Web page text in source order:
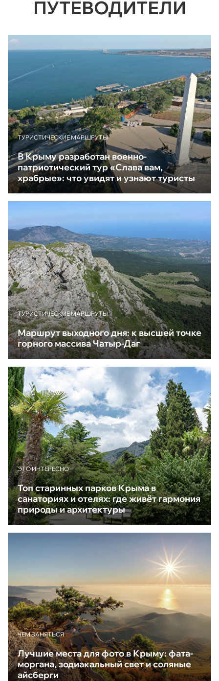
ПУТЕВОДИТЕЛИ
ТУРИСТИЧЕСКИЕ МАРШРУТЫ
В Крыму разработан военно-
патриотический тур «Слава вам,
храбрые»: что увидят и узнают туристы
ТУРИСТИЧЕСКИЕ МАРШРУТЫ
Маршрут выходного дня: к высшей точке
горного массива Чатыр-Даг
ЭТО ИНТЕРЕСНО
Топ старинных парков Крыма в
санаториях и отелях: где живёт гармония
природы и архитектуры
ЧЕМ ЗАНЯТЬСЯ
Лучшие места для фото в Крыму: фата-
моргана, зодиакальный свет и соляные
айсберги